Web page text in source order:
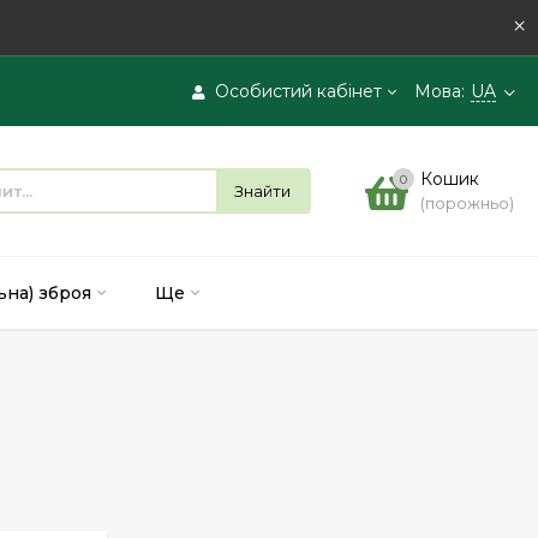
×
Особистий кабінет
Вхід
Реєстрація
Мова: UA
Знайти
0 Кошик
(порожньо)
зброя Ще